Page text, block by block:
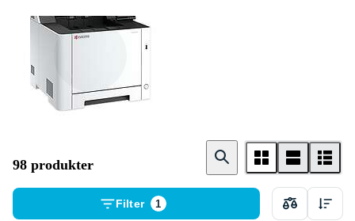
Laserskrivare
98 produkter
Filter 1